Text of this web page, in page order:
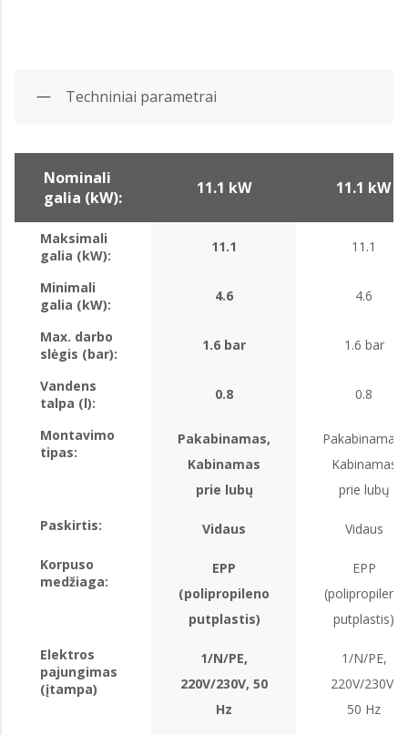
Techniniai parametrai
Nominali
galia (kW):
11.1 kW 11.1 kW
Maksimali
galia (kW):
11.1 11.1
Minimali
galia (kW):
4.6 4.6
Max. darbo
slėgis (bar):
1.6 bar 1.6 bar
Vandens
talpa (l):
0.8 0.8
Montavimo
tipas:
Pakabinamas,
Kabinamas
prie lubų
Pakabinamas,
Kabinamas
prie lubų
Paskirtis: Vidaus Vidaus
Korpuso
medžiaga:
EPP
(polipropileno
putplastis)
EPP
(polipropileno
putplastis)
Elektros
pajungimas
(įtampa)
1/N/PE,
220V/230V, 50
Hz
1/N/PE,
220V/230V,
50 Hz